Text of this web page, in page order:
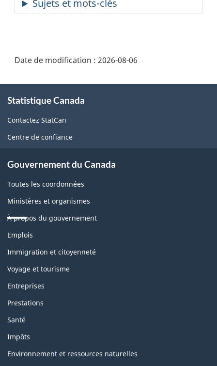
Date de modification : 2026-08-06
propos
de
ce
Statistique Canada
Contactez StatCan
Centre de confiance
Gouvernement du Canada
Toutes les coordonnées
Ministères et organismes
À propos du gouvernement
Thèmes
sujets
Emplois
Immigration et citoyenneté
Voyage et tourisme
Entreprises
Prestations
Santé
Impôts
Environnement et ressources naturelles